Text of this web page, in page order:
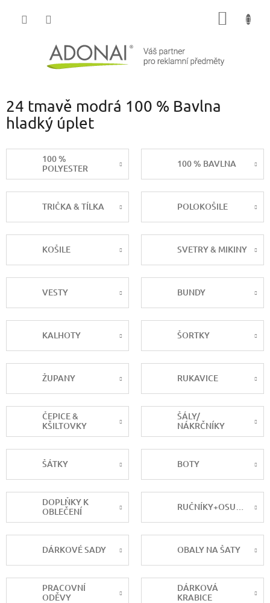
24 tmavě modrá 100 % Bavlna
hladký úplet
100 %
POLYESTER
100 % BAVLNA
TRIČKA & TÍLKA POLOKOŠILE
KOŠILE SVETRY & MIKINY
VESTY BUNDY
KALHOTY ŠORTKY
ŽUPANY RUKAVICE
ČEPICE &
KŠILTOVKY
ŠÁLY/
NÁKRČNÍKY
ŠÁTKY BOTY
DOPLŇKY K
OBLEČENÍ
RUČNÍKY+OSUŠKY
DÁRKOVÉ SADY OBALY NA ŠATY
PRACOVNÍ
ODĚVY
DÁRKOVÁ
KRABICE